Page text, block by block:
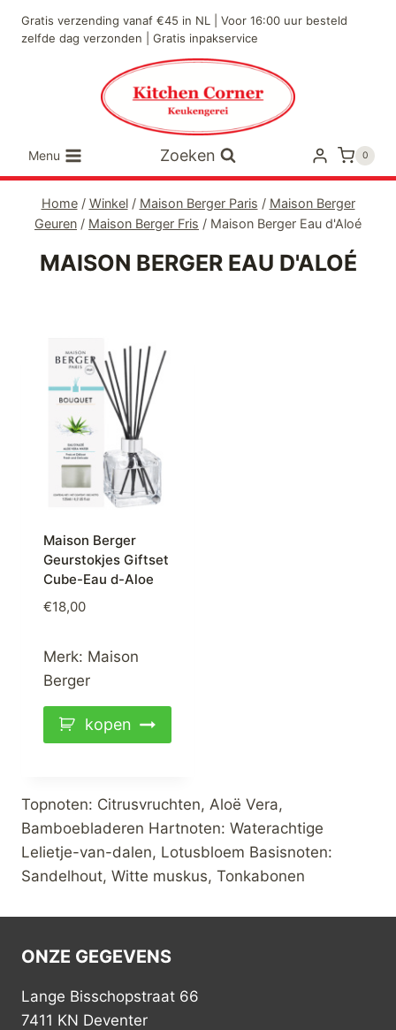
naar
Gratis verzending vanaf €45 in NL | Voor 16:00 uur besteld
zelfde dag verzonden | Gratis inpakservice
Menu Zoeken 0
Home / Winkel / Maison Berger Paris / Maison Berger
Geuren / Maison Berger Fris / Maison Berger Eau d'Aloé
MAISON BERGER EAU D'ALOÉ
Maison Berger
Geurstokjes Giftset
Cube-Eau d-Aloe
€18,00
Merk: Maison
Berger
kopen
Topnoten: Citrusvruchten, Aloë Vera,
Bamboebladeren Hartnoten: Waterachtige
Lelietje-van-dalen, Lotusbloem Basisnoten:
Sandelhout, Witte muskus, Tonkabonen
ONZE GEGEVENS
Lange Bisschopstraat 66
7411 KN Deventer